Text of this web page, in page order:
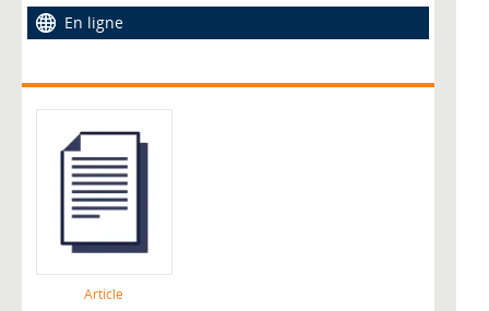
En ligne
Article